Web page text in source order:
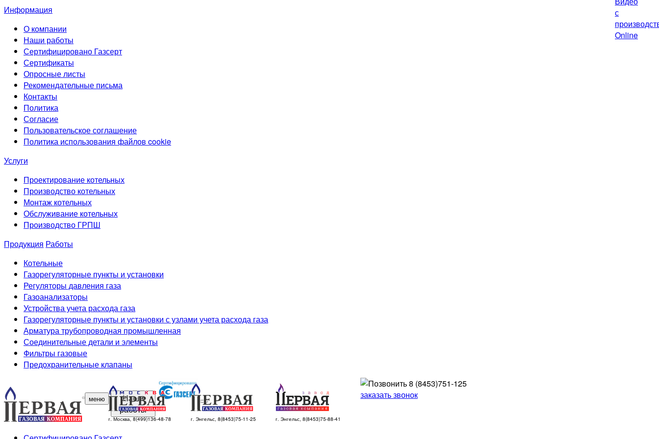
Информация
О компании
Наши работы
Сертифицировано Газсерт
Сертификаты
Опросные листы
Рекомендательные письма
Контакты
Политика
Согласие
Пользовательское соглашение
Политика использования файлов cookie
Услуги
Проектирование котельных
Производство котельных
Монтаж котельных
Обслуживание котельных
Производство ГРПШ
Продукция Работы
Котельные
Газорегуляторные пункты и установки
Регуляторы давления газа
Газоанализаторы
Устройства учета расхода газа
Газорегуляторные пункты и установки с узлами учета расхода газа
Арматура трубопроводная промышленная
Соединительные детали и элементы
Фильтры газовые
Предохранительные клапаны
меню
Наши
работы
г. Москва, 8(499)136-48-78 г. Энгельс, 8(8453)75-11-25 г. Энгельс, 8(8453)75-88-41
8 (8453)751-125
заказать звонок